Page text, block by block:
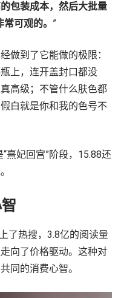
包装成本，然后大批量
可观的。 ”
做到了它能做的极限：
上，连开盖封口都没
高级；不管什么肤色都
白就是你和我的色号不
熹妃回宫”阶段，15.88还
了热搜，3.8亿的阅读量
向了价格驱动。这种对
同的消费心智。